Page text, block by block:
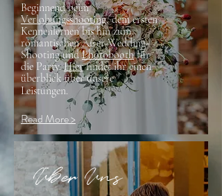
Beginnend beim
Verlobungsshooting, dem ersten
Kennenlernen bis hin zum
romantischen After-Wedding-
Shooting undPhotoboothfür
die Party.Hierfindet ihr einen
überblick über unsere
Leistungen.
Read More >
Über Uns